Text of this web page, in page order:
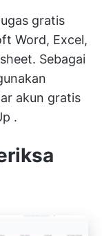
gratis
Word, Excel,
Sebagai
akun gratis
.